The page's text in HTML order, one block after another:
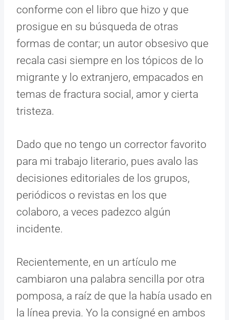
conforme con el libro que hizo y que
prosigue en su búsqueda de otras
formas de contar; un autor obsesivo que
recala casi siempre en los tópicos de lo
migrante y lo extranjero, empacados en
temas de fractura social, amor y cierta
tristeza.
Dado que no tengo un corrector favorito
para mi trabajo literario, pues avalo las
decisiones editoriales de los grupos,
periódicos o revistas en los que
colaboro, a veces padezco algún
incidente.
Recientemente, en un artículo me
cambiaron una palabra sencilla por otra
pomposa, a raíz de que la había usado en
la línea previa. Yo la consigné en ambos